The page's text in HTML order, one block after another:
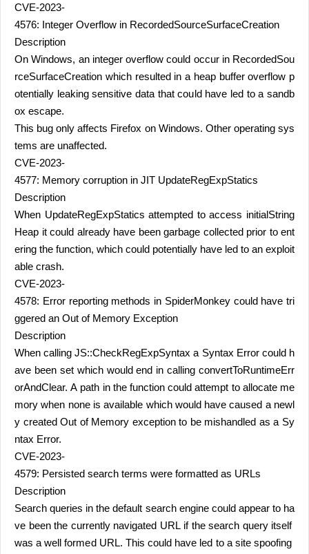
CVE-2023-
4576: Integer Overflow in RecordedSourceSurfaceCreation
Description
On Windows, an integer overflow could occur in RecordedSou
rceSurfaceCreation which resulted in a heap buffer overflow p
otentially leaking sensitive data that could have led to a sandb
ox escape.
This bug only affects Firefox on Windows. Other operating sys
tems are unaffected.
CVE-2023-
4577: Memory corruption in JIT UpdateRegExpStatics
Description
When UpdateRegExpStatics attempted to access initialString
Heap it could already have been garbage collected prior to ent
ering the function, which could potentially have led to an exploit
able crash.
CVE-2023-
4578: Error reporting methods in SpiderMonkey could have tri
ggered an Out of Memory Exception
Description
When calling JS::CheckRegExpSyntax a Syntax Error could h
ave been set which would end in calling convertToRuntimeErr
orAndClear. A path in the function could attempt to allocate me
mory when none is available which would have caused a newl
y created Out of Memory exception to be mishandled as a Sy
ntax Error.
CVE-2023-
4579: Persisted search terms were formatted as URLs
Description
Search queries in the default search engine could appear to ha
ve been the currently navigated URL if the search query itself
was a well formed URL. This could have led to a site spoofing